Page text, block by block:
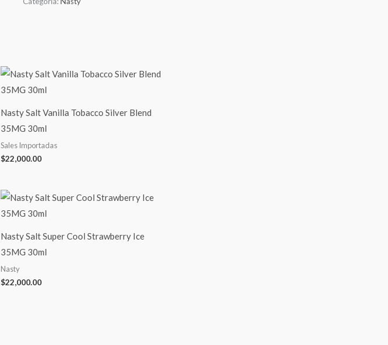
Nasty Salt Vanilla Tobacco Silver Blend
35MG 30ml
Sales Importadas
$22,000.00
Nasty Salt Super Cool Strawberry Ice
35MG 30ml
Nasty
$22,000.00